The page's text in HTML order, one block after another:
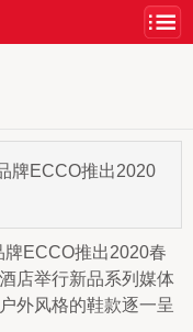
牌ECCO推出2020
ECCO推出2020春
店举行新品系列媒体
外风格的鞋款逐一呈